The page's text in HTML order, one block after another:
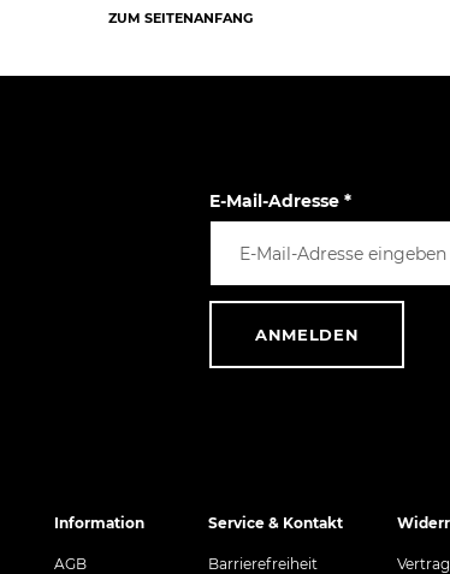
ZUM SEITENANFANG
E-Mail-Adresse *
ANMELDEN
Information
AGB
Service & Kontakt
Barrierefreiheit
Vertrag